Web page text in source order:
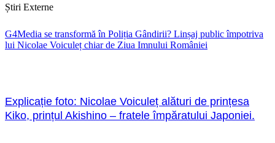
Știri Externe
G4Media se transformă în Poliția Gândirii? Linșaj public împotriva
lui Nicolae Voiculeț chiar de Ziua Imnului României
Explicație foto: Nicolae Voiculeț alături de prințesa
Kiko, prințul Akishino – fratele împăratului Japoniei.